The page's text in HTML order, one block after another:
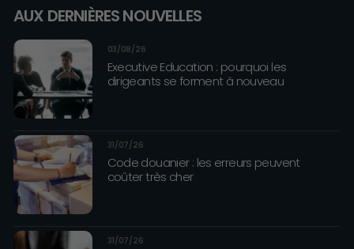
AUX DERNIÈRES NOUVELLES
03/08/26
Executive Education : pourquoi les
dirigeants se forment à nouveau
31/07/26
Code douanier : les erreurs peuvent
coûter très cher
31/07/26